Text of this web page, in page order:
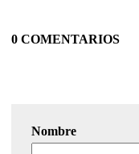
0 COMENTARIOS
Nombre